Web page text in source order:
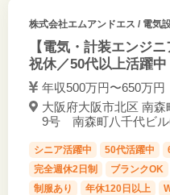
株式会社エムアンドエス / 電気
【電気・計装エンジ
祝休／50代以上活躍中
年収500万円〜650万円
大阪府大阪市北区 南森
9号 南森町八千代ビル
シニア活躍中 50代活躍中
完全週休2日制
ブランクOK
制服あり
年休120日以上